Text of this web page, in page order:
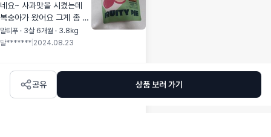
네요~ 사과맛을 시켰는데
복숭아가 왔어요 그게 좀 아
쉽네요..복숭아 잘 먹어서
다행이예요
말티푸 · 3살 6개월 · 3.8kg
달******* 2024.08.23
공유 상품 보러 가기